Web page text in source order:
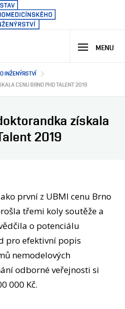
MENU
INŽENÝRSTVÍ
CENU BRNO PHD TALENT 2019
získala
2019
první z UBMI cenu Brno
třemi koly soutěže a
o potenciálu
pro efektivní popis
nemodelových
odborné veřejnosti si
000 Kč.